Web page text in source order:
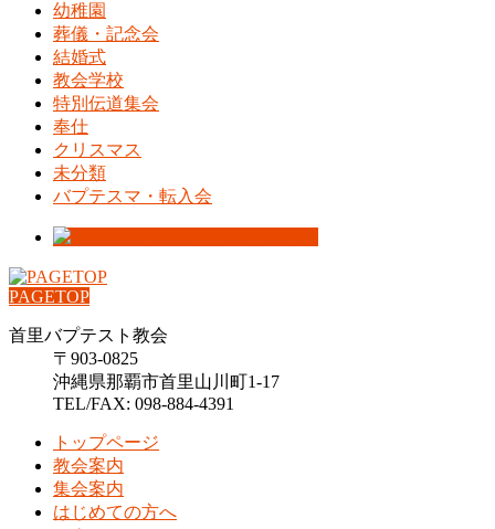
幼稚園
葬儀・記念会
結婚式
教会学校
特別伝道集会
奉仕
クリスマス
未分類
バプテスマ・転入会
PAGETOP
首里バプテスト教会
〒903-0825
沖縄県那覇市首里山川町1-17
TEL/FAX: 098-884-4391
トップページ
教会案内
集会案内
はじめての方へ